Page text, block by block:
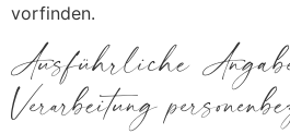
vorfinden.
Ausführliche
Verarbeitung